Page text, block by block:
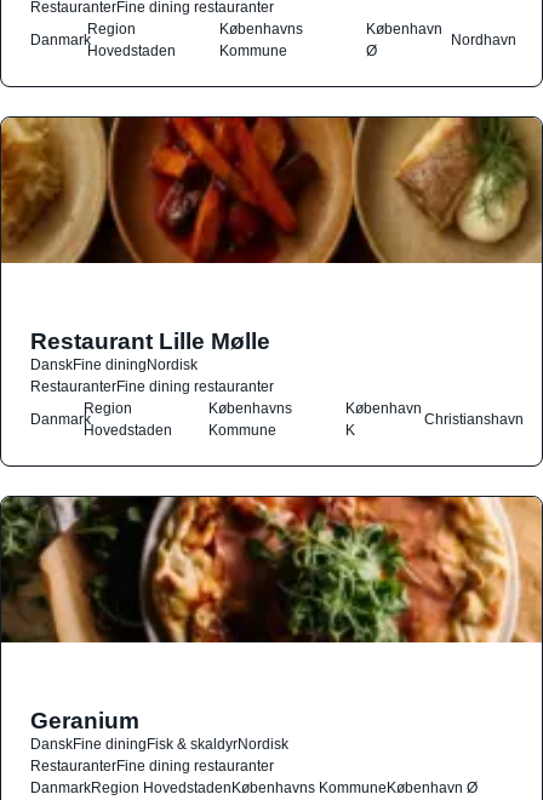
RestauranterFine dining restauranter
Danmark
Region
Hovedstaden
Københavns
Kommune
København
Ø
Nordhavn
Restaurant Lille Mølle
DanskFine diningNordisk
RestauranterFine dining restauranter
Danmark
Region
Hovedstaden
Københavns
Kommune
København
K
Christianshavn
Geranium
DanskFine diningFisk & skaldyrNordisk
RestauranterFine dining restauranter
DanmarkRegion HovedstadenKøbenhavns KommuneKøbenhavn Ø